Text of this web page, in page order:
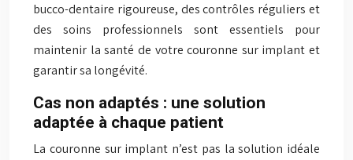
bucco-dentaire rigoureuse, des contrôles réguliers et
des soins professionnels sont essentiels pour
maintenir la santé de votre couronne sur implant et
garantir sa longévité.
Cas non adaptés : une solution
adaptée à chaque patient
La couronne sur implant n’est pas la solution idéale